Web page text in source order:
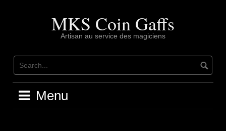
MKS Coin Gaffs
Artisan au service des magiciens
Menu